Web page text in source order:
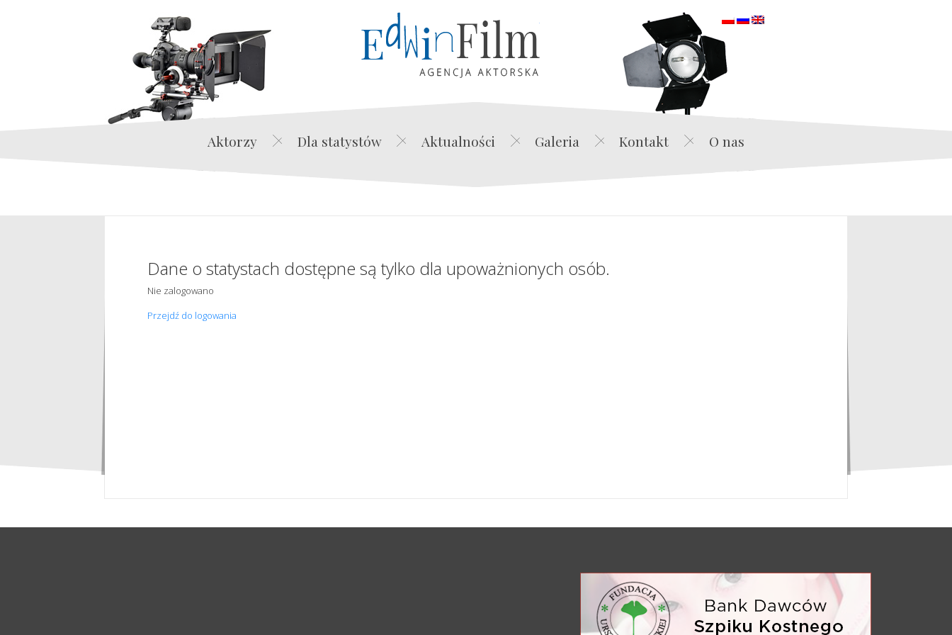
Edwin Film Agencja Aktorska
Aktorzy Dla statystów Aktualności Galeria Kontakt O nas
Dane o statystach dostępne są tylko dla upoważnionych osób.
Nie zalogowano
Przejdź do logowania